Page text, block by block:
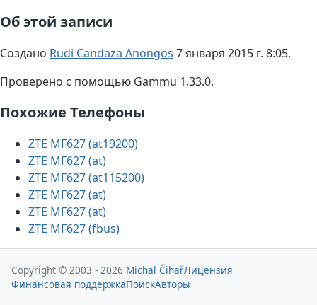
Об этой записи
Создано Rudi Candaza Anongos 7 января 2015 г. 8:05.
Проверено с помощью Gammu 1.33.0.
Похожие Телефоны
ZTE MF627 (at19200)
ZTE MF627 (at)
ZTE MF627 (at115200)
ZTE MF627 (at)
ZTE MF627 (at)
ZTE MF627 (fbus)
Copyright © 2003 - 2026 Michal ČihařЛицензия
Финансовая поддержкаПоискАвторы